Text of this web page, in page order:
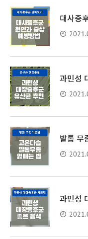
대사증
과민성
발톱 무
과민성